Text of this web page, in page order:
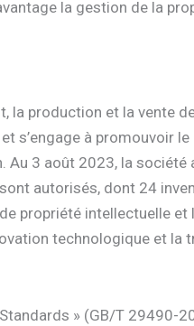
la gestion de la
la production et la vente
s’engage à promouvoir
Au 3 août 2023, la
autorisés, dont 24
propriété intellectuelle
technologique et
» (GB/T 29490-